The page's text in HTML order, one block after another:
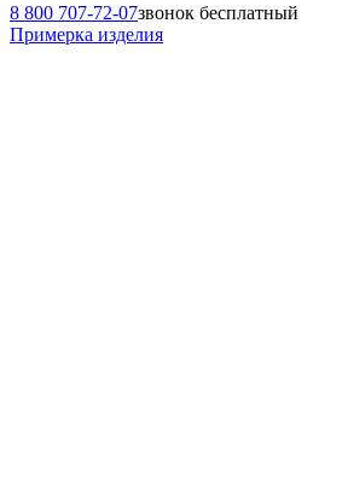
8 800 707-72-07звонок бесплатный
Примерка изделия